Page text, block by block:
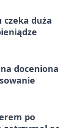
duża
doceniona
po